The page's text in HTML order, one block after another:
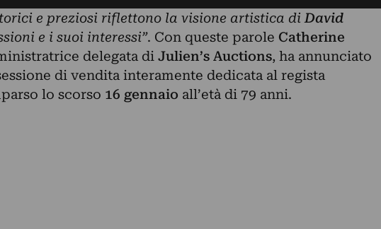
e preziosi riflettono la visione artistica diDavid
e i suoi interessi”. Con queste parole Catherine
delegata di Julien’s Auctions, ha annunciato
di vendita interamente dedicata al regista
lo scorso 16 gennaio all’età di 79 anni.